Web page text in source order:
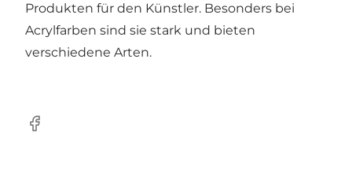
Produkten für den Künstler. Besonders bei
Acrylfarben sind sie stark und bieten
verschiedene Arten.
Facebook